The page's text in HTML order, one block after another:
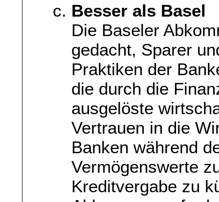
Besser als Basel
Die Baseler
gedacht, Sparer
Praktiken der
die durch die
ausgelöste
Vertrauen in die
Banken während
Vermögenswerte
Kreditvergabe zu